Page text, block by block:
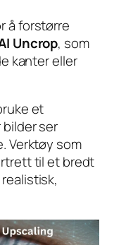
å forstørre
Uncrop, som
kanter eller
et
ser
Verktøy som
til et bredt